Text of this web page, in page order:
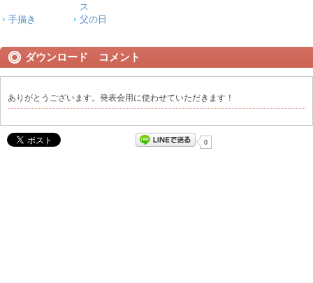
ス
手描き 父の日
ダウンロード コメント
ありがとうございます。発表会用に使わせていただきます！
0